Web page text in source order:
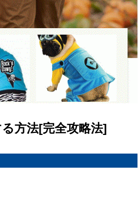
方法[完全攻略法]